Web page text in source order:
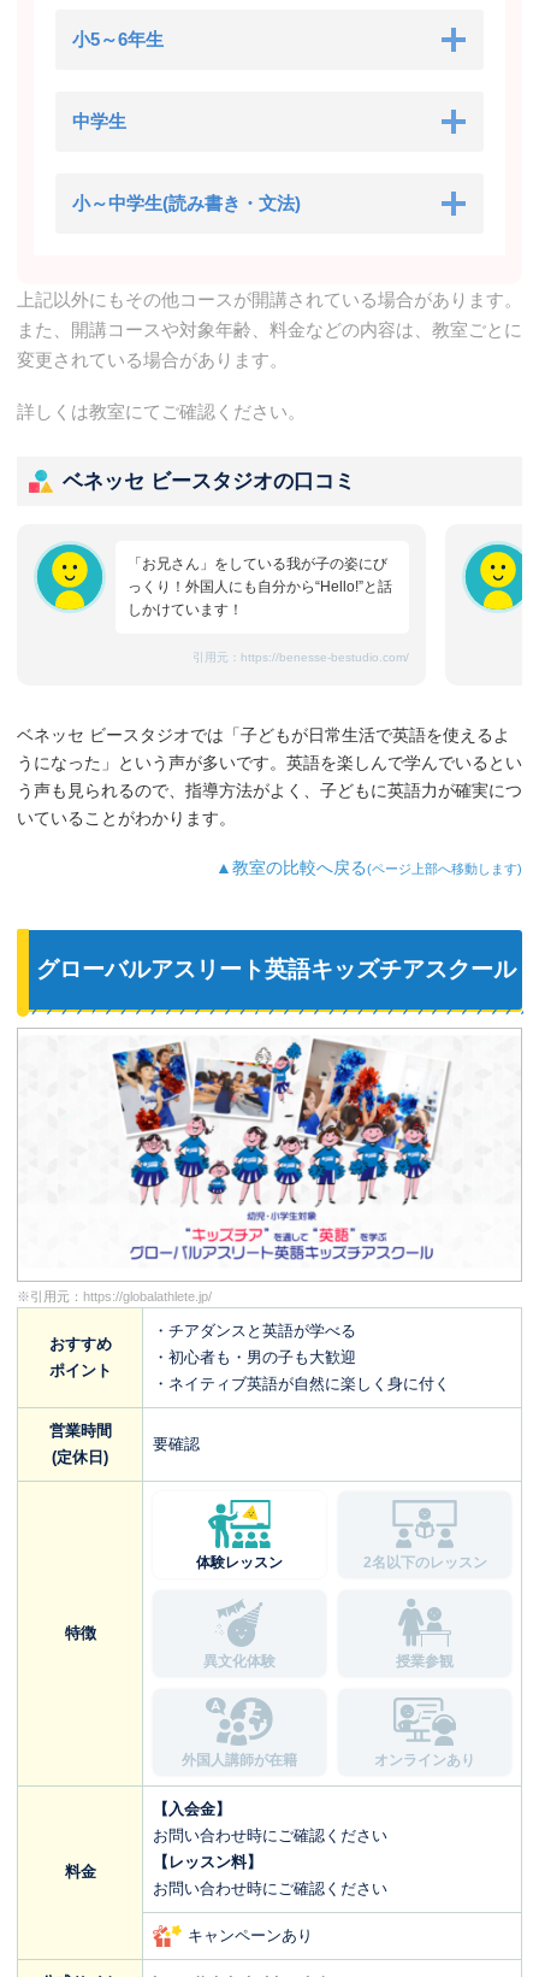
小5～6年生
中学生
小～中学生(読み書き・文法)
上記以外にもその他コースが開講されている場合があります。
また、開講コースや対象年齢、料金などの内容は、教室ごとに
変更されている場合があります。
詳しくは教室にてご確認ください。
ベネッセ ビースタジオの口コミ
「お兄さん」をしている我が子の姿にび
っくり！外国人にも自分から“Hello!”と話
しかけています！
引用元： https://benesse-bestudio.com/
ベネッセ ビースタジオでは「子どもが日常生活で英語を使えるよ
うになった」という声が多いです。英語を楽しんで学んでいるとい
う声も見られるので、指導方法がよく、子どもに英語力が確実につ
いていることがわかります。
▲教室の比較へ戻る(ページ上部へ移動します)
グローバルアスリート英語キッズチアスクール
※引用元： https://globalathlete.jp/
おすすめ
ポイント
・チアダンスと英語が学べる
・初心者も・男の子も大歓迎
・ネイティブ英語が自然に楽しく身に付く
営業時間
(定休日)
要確認
特徴
体験レッスン 2名以下のレッスン
異文化体験 授業参観
外国人講師が在籍 オンラインあり
料金
【入会金】
お問い合わせ時にご確認ください
【レッスン料】
お問い合わせ時にご確認ください
キャンペーンあり